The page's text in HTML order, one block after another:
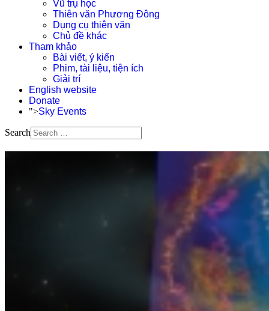
Vũ trụ học
Thiên văn Phương Đông
Dụng cụ thiên văn
Chủ đề khác
Tham khảo
Bài viết, ý kiến
Phim, tài liệu, tiện ích
Giải trí
English website
Donate
">Sky Events
Search